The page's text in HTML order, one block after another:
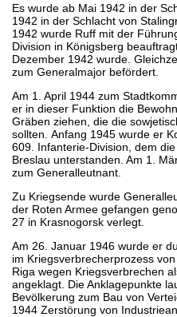
Es wurde ab Mai 1942 in der
1942 in der Schlacht von
1942 wurde Ruff mit der
Division in Königsberg
Dezember 1942 wurde.
zum Generalmajor befördert.
Am 1. April 1944 zum
er in dieser Funktion die
Gräben ziehen, die die
sollten. Anfang 1945 wurde er
609. Infanterie-Division, dem
Breslau unterstanden. Am 1.
zum Generalleutnant.
Zu Kriegsende wurde
der Roten Armee gefangen
27 in Krasnogorsk verlegt.
Am 26. Januar 1946 wurde er
im Kriegsverbrecherprozess von
Riga wegen Kriegsverbrechen
angeklagt. Die Anklagepunkte
Bevölkerung zum Bau von
1944 Zerstörung von